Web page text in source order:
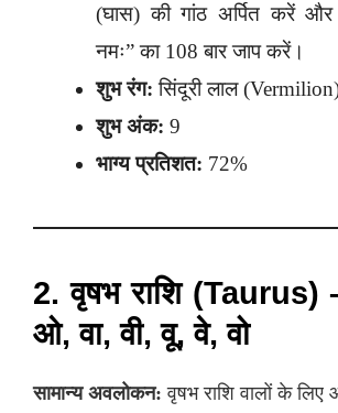
(घास) की गांठ अर्पित करें
नमः” का 108 बार जाप करें।
शुभ रंग: सिंदूरी लाल
शुभ अंक: 9
भाग्य प्रतिशत: 72%
2. वृषभ राशि (Taurus)
ओ, वा, वी, वू, वे, वो
सामान्य अवलोकन: वृषभ राशि वालों के